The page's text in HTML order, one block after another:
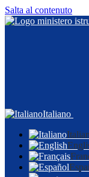
Salta al contenuto
Italiano